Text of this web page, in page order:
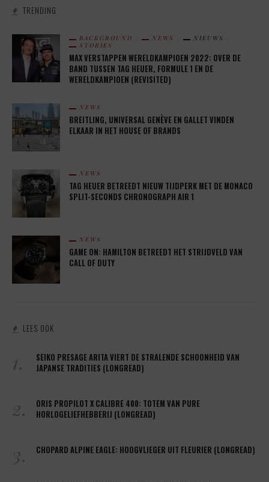
TRENDING
BACKGROUND NEWS
NIEUWS
STORIES
MAX VERSTAPPEN WERELDKAMPIOEN 2022: OVER DE
BAND TUSSEN TAG HEUER, FORMULE 1 EN DE
WERELDKAMPIOEN (REVISITED)
NEWS
BREITLING, UNIVERSAL GENÈVE EN GALLET VINDEN
ELKAAR IN HET HOUSE OF BRANDS
NEWS
TAG HEUER BETREEDT NIEUW TIJDPERK MET DE MONACO
SPLIT-SECONDS CHRONOGRAPH AIR 1
NEWS
GAME ON: HAMILTON BETREEDT HET STRIJDVELD VAN
CALL OF DUTY
LEES OOK
1.
SEIKO PRESAGE ARITA VIERT DE STRALENDE SCHOONHEID VAN
JAPANSE TRADITIES (LONGREAD)
2.
ORIS PROPILOT X CALIBRE 400: TOTEM VAN PURE
HORLOGELIEFHEBBERIJ (LONGREAD)
3. CHOPARD ALPINE EAGLE: HOOGVLIEGER UIT FLEURIER (LONGREAD)